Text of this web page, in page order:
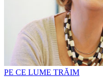
PE CE LUME TRĂIM